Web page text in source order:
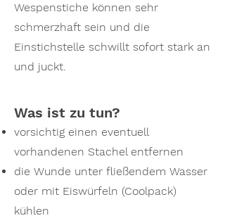
Wespenstiche können sehr
schmerzhaft sein und die
Einstichstelle schwillt sofort stark an
und juckt.
Was ist zu tun?
vorsichtig einen eventuell
vorhandenen Stachel entfernen
die Wunde unter fließendem Wasser
oder mit Eiswürfeln (Coolpack)
kühlen